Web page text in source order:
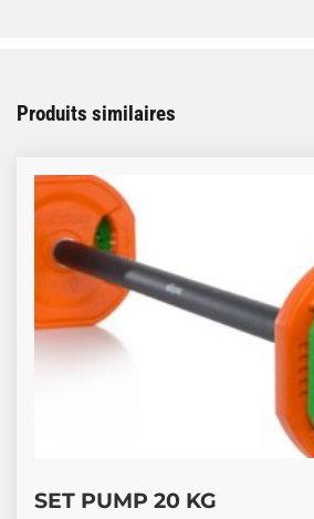
Produits similaires
SET PUMP 20 KG
Ce produit a plusieurs